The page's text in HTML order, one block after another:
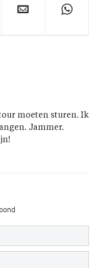
moeten sturen. Ik
Jammer.